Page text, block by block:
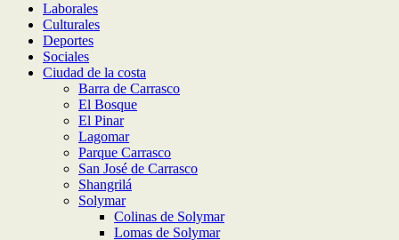
Laborales
Culturales
Deportes
Sociales
Ciudad de la costa
Barra de Carrasco
El Bosque
El Pinar
Lagomar
Parque Carrasco
San José de Carrasco
Shangrilá
Solymar
Colinas de Solymar
Lomas de Solymar